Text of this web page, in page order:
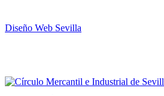
Diseño Web Sevilla